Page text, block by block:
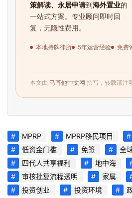
策解读、永居申请到海外置业的
一站式方案。专业顾问即时回
复，无隐性费用。
本地持牌律所 5年运营经验 免费
本文由 马耳他中文网 撰写，转载请注
MPRP MPRP移民项目
低资金门槛
免签
全
四代人共享福利
地中海
审核批复流程透明
家属
投资创业
投资环境